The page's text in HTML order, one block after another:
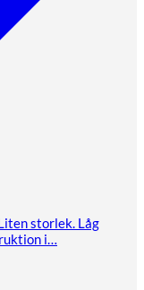
storlek. Låg
i…